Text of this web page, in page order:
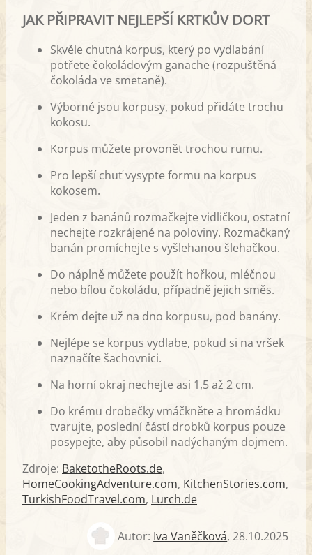
JAK PŘIPRAVIT NEJLEPŠÍ KRTKŮV DORT
Skvěle chutná korpus, který po vydlabání
potřete čokoládovým ganache (rozpuštěná
čokoláda ve smetaně).
Výborné jsou korpusy, pokud přidáte trochu
kokosu.
Korpus můžete provonět trochou rumu.
Pro lepší chuť vysypte formu na korpus
kokosem.
Jeden z banánů rozmačkejte vidličkou, ostatní
nechejte rozkrájené na poloviny. Rozmačkaný
banán promíchejte s vyšlehanou šlehačkou.
Do náplně můžete použít hořkou, mléčnou
nebo bílou čokoládu, případně jejich směs.
Krém dejte už na dno korpusu, pod banány.
Nejlépe se korpus vydlabe, pokud si na vršek
naznačíte šachovnici.
Na horní okraj nechejte asi 1,5 až 2 cm.
Do krému drobečky vmáčkněte a hromádku
tvarujte, poslední částí drobků korpus pouze
posypejte, aby působil nadýchaným dojmem.
Zdroje: BaketotheRoots.de,
HomeCookingAdventure.com, KitchenStories.com,
TurkishFoodTravel.com, Lurch.de
Autor: Iva Vaněčková,28.10.2025